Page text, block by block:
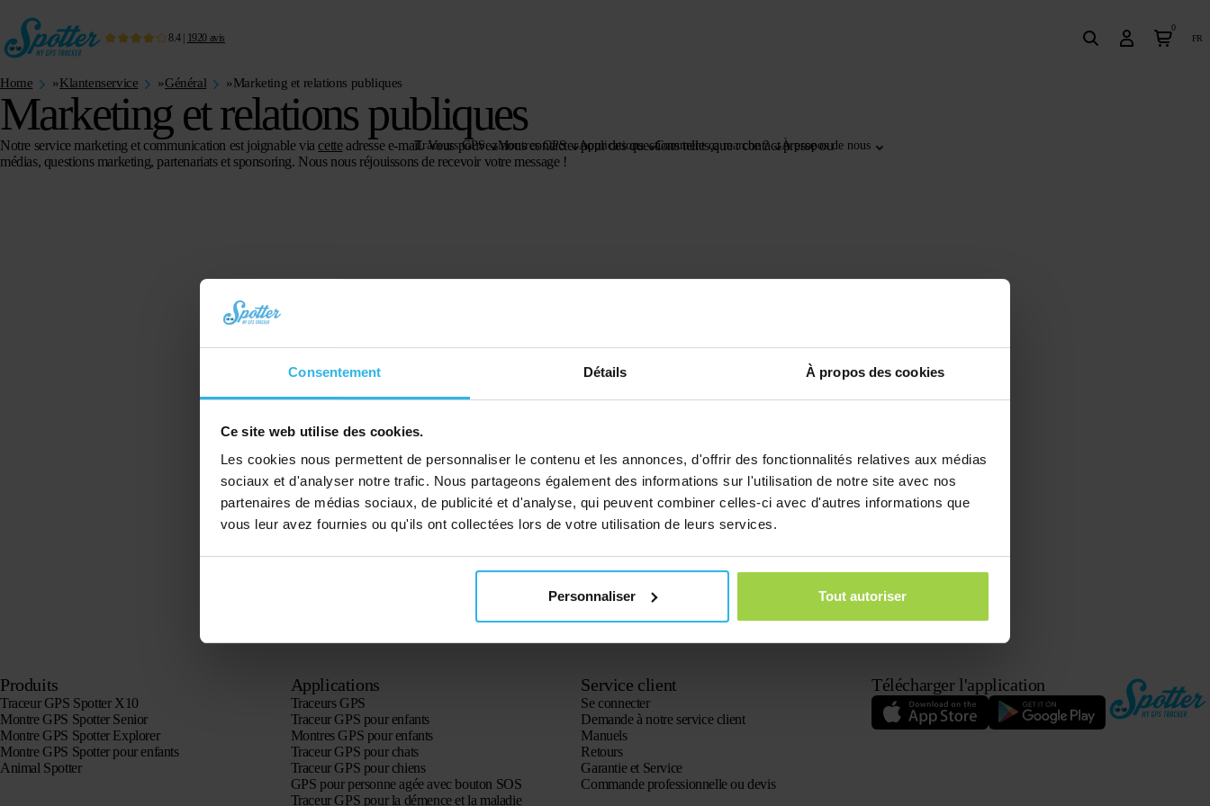
Consentement Détails À propos des cookies
Ce site web utilise des cookies.
Les cookies nous permettent de personnaliser le contenu et les annonces, d'offrir des fonctionnalités relatives aux médias
sociaux et d'analyser notre trafic. Nous partageons également des informations sur l'utilisation de notre site avec nos
partenaires de médias sociaux, de publicité et d'analyse, qui peuvent combiner celles-ci avec d'autres informations que
vous leur avez fournies ou qu'ils ont collectées lors de votre utilisation de leurs services.
Personnaliser Tout autoriser
8.4| 1920 avis
Traceurs GPS Montres GPS Applications Comment ça marche ? À propos de nous
0
fr
Home »Klantenservice »Général »Marketing et relations publiques
Marketing et relations publiques
Notre service marketing et communication est joignable via cetteadresse e-mail. Vous pouvez nous contacter pour des questions telles que : contact presse ou
médias, questions marketing, partenariats et sponsoring. Nous nous réjouissons de recevoir votre message !
Produits
Traceur GPS Spotter X10
Montre GPS Spotter Senior
Montre GPS Spotter Explorer
Montre GPS Spotter pour enfants
Animal Spotter
Applications
Traceurs GPS
Traceur GPS pour enfants
Montres GPS pour enfants
Traceur GPS pour chats
Traceur GPS pour chiens
GPS pour personne agée avec bouton SOS
Traceur GPS pour la démence et la maladie
Service client
Se connecter
Demande à notre service client
Manuels
Retours
Garantie et Service
Commande professionnelle ou devis
Télécharger l'application